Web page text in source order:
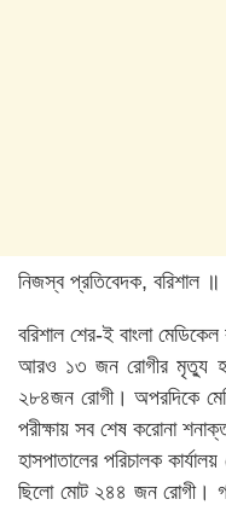
নিজস্ব প্রতিবেদক, বরিশাল ॥
বরিশাল শের-ই বাংলা
আরও ১৩ জন রোগীর মৃত্যু
২৮৪জন রোগী। অপরদিকে
পরীক্ষায় সব শেষ করোনা
হাসপাতালের পরিচালক
ছিলো মোট ২৪৪ জন রোগী।